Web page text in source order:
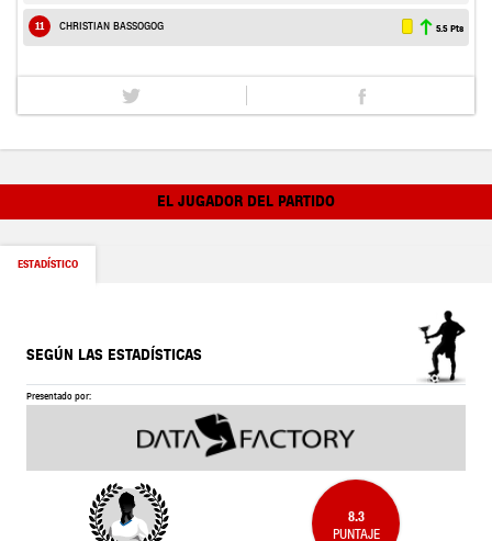
11 CHRISTIAN BASSOGOG 5.5 Pts
EL JUGADOR DEL PARTIDO
ESTADÍSTICO
SEGÚN LAS ESTADÍSTICAS
Presentado por:
8.3
PUNTAJE